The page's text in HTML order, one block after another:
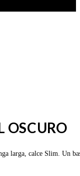
OSCURO
larga, calce Slim. Un